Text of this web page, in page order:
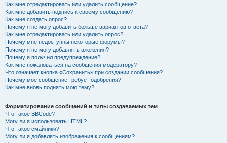
Как мне отредактировать или удалить сообщение?
Как мне добавить подпись к своему сообщению?
Как мне создать опрос?
Почему я не могу добавить больше вариантов ответа?
Как мне отредактировать или удалить опрос?
Почему мне недоступны некоторые форумы?
Почему я не могу добавлять вложения?
Почему я получил предупреждение?
Как мне пожаловаться на сообщения модератору?
Что означает кнопка «Сохранить» при создании сообщения?
Почему моё сообщение требует одобрения?
Как мне вновь поднять мою тему?
Форматирование сообщений и типы создаваемых тем
Что такое BBCode?
Могу ли я использовать HTML?
Что такое смайлики?
Могу ли я добавлять изображения к сообщениям?